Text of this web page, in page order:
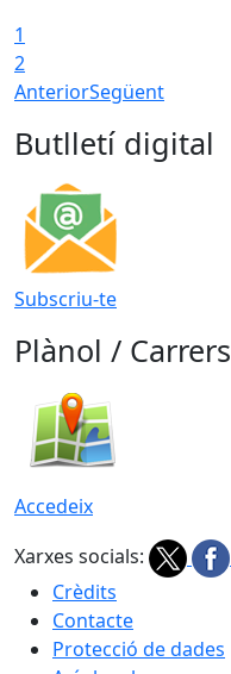
1
2
AnteriorSegüent
Butlletí digital
Subscriu-te
Plànol / Carrers
Accedeix
Xarxes socials:
Crèdits
Contacte
Protecció de dades